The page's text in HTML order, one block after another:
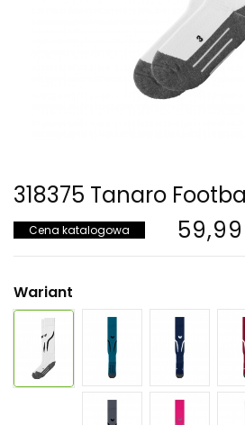
318375 Tanaro
Cena katalogowa 59,99
Wariant